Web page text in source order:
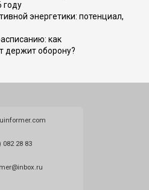
году
энергетики: потенциал,
как
держит оборону?
082 28 83